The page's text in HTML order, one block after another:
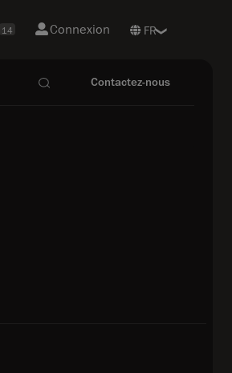
14 Connexion
Contactez-nous